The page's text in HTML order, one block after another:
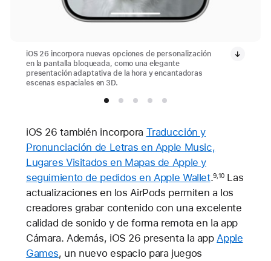
iOS 26 incorpora nuevas opciones de personalización
en la pantalla bloqueada, como una elegante
presentación adaptativa de la hora y encantadoras
escenas espaciales en 3D.
iOS 26 también incorpora Traducción y
Pronunciación de Letras en Apple Music,
Lugares Visitados en Mapas de Apple y
seguimiento de pedidos en Apple Wallet.9,10Las
actualizaciones en los AirPods permiten a los
creadores grabar contenido con una excelente
calidad de sonido y de forma remota en la app
Cámara. Además, iOS 26 presenta la app Apple
Games, un nuevo espacio para juegos